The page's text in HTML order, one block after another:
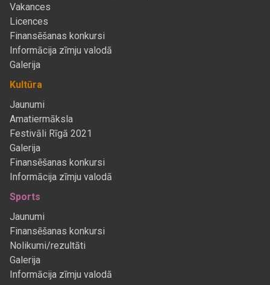
Vakances
Licences
Finansēšanas konkursi
Informācija zīmju valodā
Galerija
Kultūra
Jaunumi
Amatiermāksla
Festivāli Rīgā 2021
Galerija
Finansēšanas konkursi
Informācija zīmju valodā
Sports
Jaunumi
Finansēšanas konkursi
Nolikumi/rezultāti
Galerija
Informācija zīmju valodā